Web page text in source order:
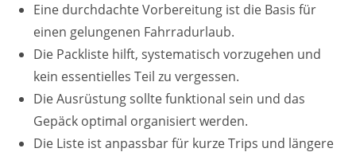
Eine durchdachte Vorbereitung ist die Basis für
einen gelungenen Fahrradurlaub.
Die Packliste hilft, systematisch vorzugehen und
kein essentielles Teil zu vergessen.
Die Ausrüstung sollte funktional sein und das
Gepäck optimal organisiert werden.
Die Liste ist anpassbar für kurze Trips und längere